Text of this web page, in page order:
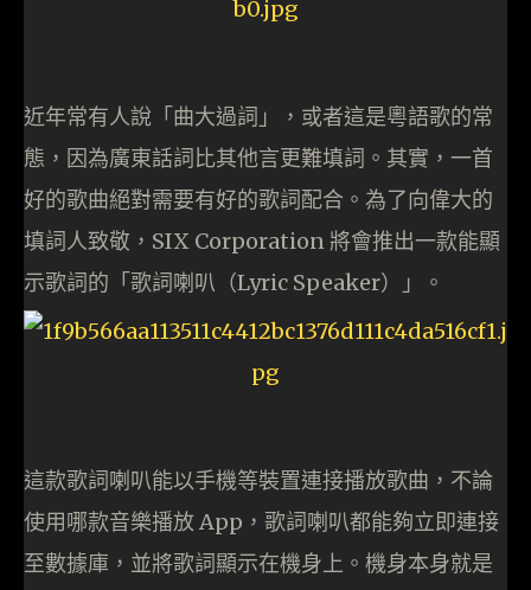
近年常有人說「曲大過詞」，或者這是粵語歌的常
態，因為廣東話詞比其他言更難填詞。其實，一首
好的歌曲絕對需要有好的歌詞配合。為了向偉大的
填詞人致敬，SIX Corporation 將會推出一款能顯
示歌詞的「歌詞喇叭（Lyric Speaker）」。
這款歌詞喇叭能以手機等裝置連接播放歌曲，不論
使用哪款音樂播放 App，歌詞喇叭都能夠立即連接
至數據庫，並將歌詞顯示在機身上。機身本身就是